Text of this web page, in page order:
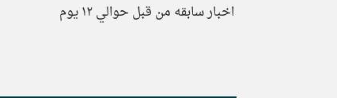
اخبار سابقه من قبل حوالي ١٢ يوم